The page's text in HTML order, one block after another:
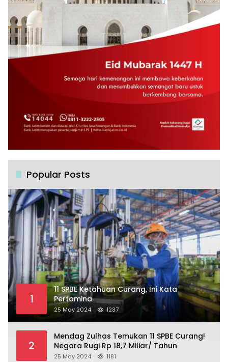
Popular Posts
1
11 SPBE Ketahuan Curang, Ini Kata
Pertamina
25 May 2024 1237
2
Mendag Zulhas Temukan 11 SPBE Curang!
Negara Rugi Rp 18,7 Miliar/ Tahun
25 May 2024 1181